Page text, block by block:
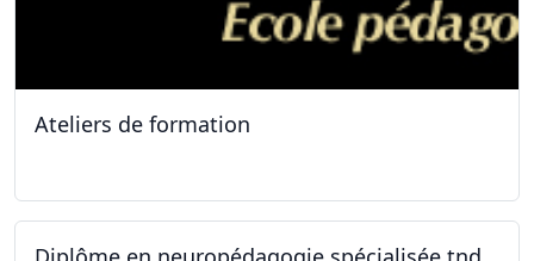
Ateliers de formation